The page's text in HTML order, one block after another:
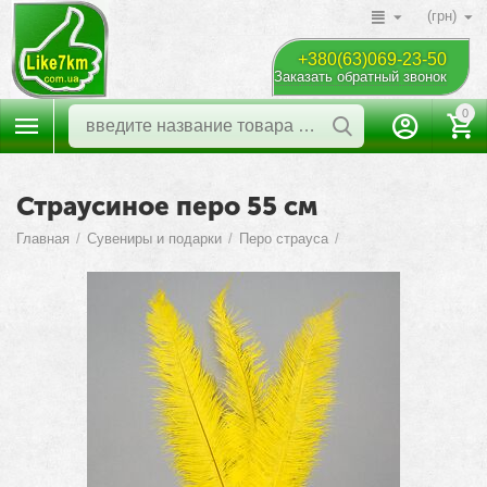
(грн)
+380(63)069-23-50
Заказать обратный звонок
0
Страусиное перо 55 см
Главная / Сувениры и подарки / Перо страуса /